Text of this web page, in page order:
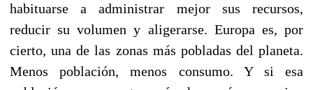
habituarse a administrar mejor sus recursos,
reducir su volumen y aligerarse. Europa es, por
cierto, una de las zonas más pobladas del planeta.
Menos población, menos consumo. Y si esa